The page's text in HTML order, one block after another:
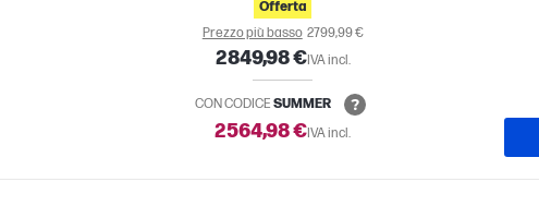
Offerta
Prezzo più basso 2799,99 €
2849,98 €IVA incl.
CON CODICE SUMMER
2564,98 €IVA incl.